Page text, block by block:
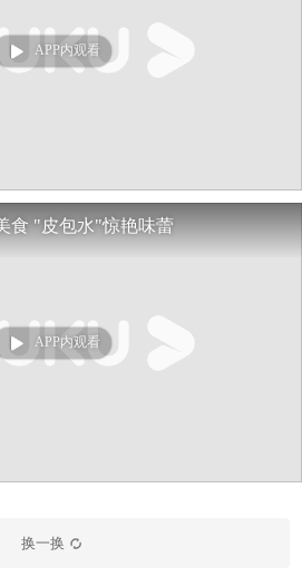
APP内观看
食 "皮包水"惊艳味蕾
APP内观看
换一换